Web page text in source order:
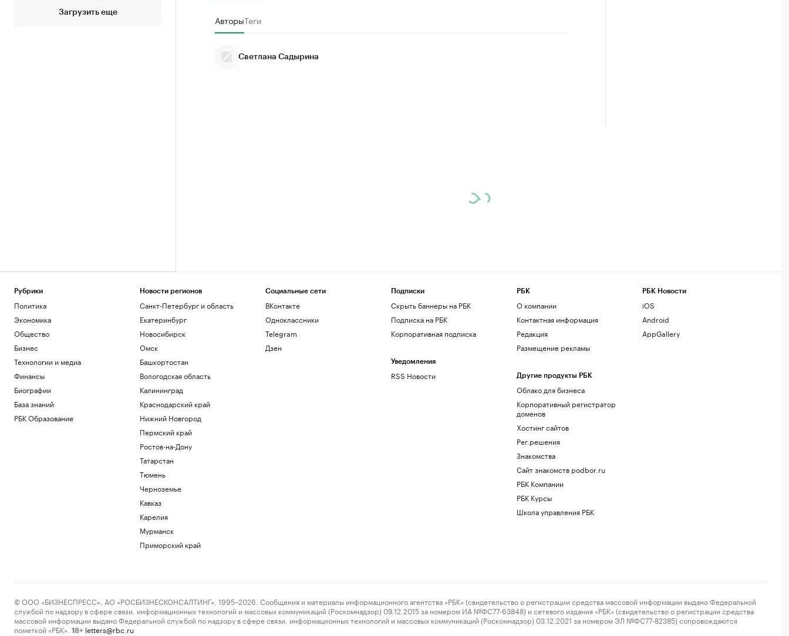
Загрузить еще
АвторыТеги
Светлана Садырина
Рубрики
Политика
Экономика
Общество
Бизнес
Технологии и медиа
Финансы
Биографии
База знаний
РБК Образование
Новости регионов
Санкт-Петербург и область
Екатеринбург
Новосибирск
Омск
Башкортостан
Вологодская область
Калининград
Краснодарский край
Нижний Новгород
Пермский край
Ростов-на-Дону
Татарстан
Тюмень
Черноземье
Кавказ
Карелия
Мурманск
Приморский край
Социальные сети
ВКонтакте
Одноклассники
Telegram
Дзен
Подписки
Скрыть баннеры на РБК
Подписка на РБК
Корпоративная подписка
Уведомления
RSS Новости
РБК
О компании
Контактная информация
Редакция
Размещение рекламы
Другие продукты РБК
Облако для бизнеса
Корпоративный регистратор
доменов
Хостинг сайтов
Рег.решения
Знакомства
Сайт знакомств podbor.ru
РБК Компании
РБК Курсы
Школа управления РБК
РБК Новости
iOS
Android
AppGallery
© ООО «БИЗНЕСПРЕСС», АО «РОСБИЗНЕСКОНСАЛТИНГ», 1995–2026. Сообщения и материалы информационного агентства «РБК» (свидетельство о регистрации средства массовой информации выдано Федеральной
службой по надзору в сфере связи, информационных технологий и массовых коммуникаций (Роскомнадзор) 09.12.2015 за номером ИА №ФС77-63848) и сетевого издания «РБК» (свидетельство о регистрации средства
массовой информации выдано Федеральной службой по надзору в сфере связи, информационных технологий и массовых коммуникаций (Роскомнадзор) 03.12.2021 за номером ЭЛ №ФС77-82385) сопровождаются
пометкой «РБК».
18+ letters@rbc.ru